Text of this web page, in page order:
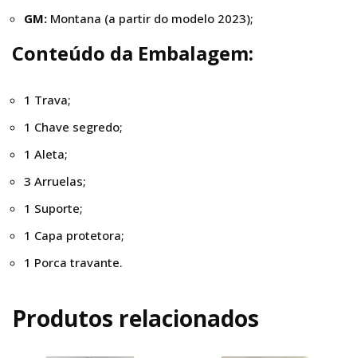
GM: Montana (a partir do modelo 2023);
Conteúdo da Embalagem:
1 Trava;
1 Chave segredo;
1 Aleta;
3 Arruelas;
1 Suporte;
1 Capa protetora;
1 Porca travante.
Produtos relacionados